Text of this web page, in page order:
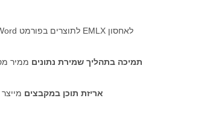
תמיכה בתהליך שמירת נתונים ממיר
אריזת תוכן במקבצים